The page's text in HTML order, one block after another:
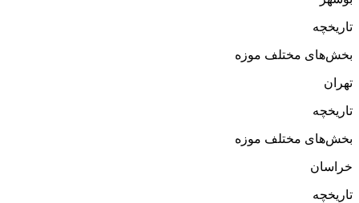
تاریخچه
بخش‌های مختلف موزه
تهران
تاریخچه
بخش‌های مختلف موزه
خراسان
تاریخچه